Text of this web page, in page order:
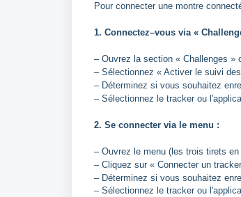
Pour connecter une montre
1. Connectez–vous via «
– Ouvrez la section « Challenges »
– Sélectionnez « Activer le suivi
– Déterminez si vous souhaitez
– Sélectionnez le tracker ou
2. Se connecter via le menu :
– Ouvrez le menu (les trois tirets en
– Cliquez sur « Connecter un
– Déterminez si vous souhaitez
– Sélectionnez le tracker ou